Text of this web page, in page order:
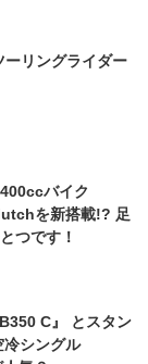
リングライダー
バイク
を新搭載!? 足
つです！
C』 とスタン
冷シングル